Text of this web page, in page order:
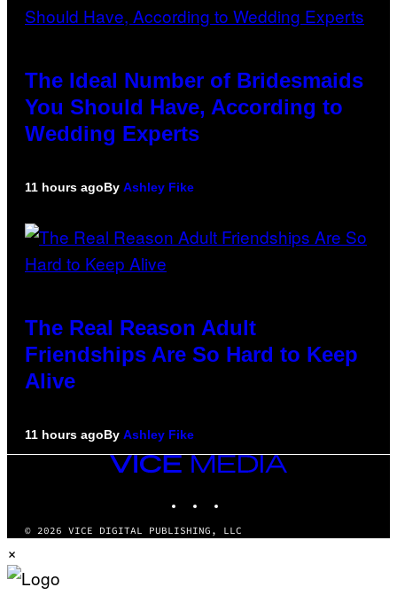
The Ideal Number of Bridesmaids
You Should Have, According to
Wedding Experts
11 hours agoBy Ashley Fike
The Real Reason Adult
Friendships Are So Hard to Keep
Alive
11 hours agoBy Ashley Fike
VICE
MEDIA
© 2026 VICE DIGITAL PUBLISHING, LLC
×